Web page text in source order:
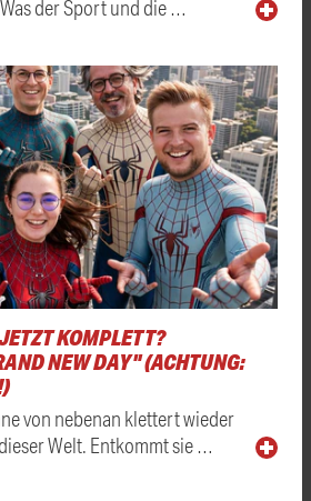
der Sport und die …
KOMPLETT?
NEW DAY" (ACHTUNG:
von nebenan klettert wieder
Welt. Entkommt sie …